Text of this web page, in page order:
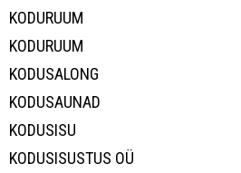
KODURUUM
KODURUUM
KODUSALONG
KODUSAUNAD
KODUSISU
KODUSISUSTUS OÜ